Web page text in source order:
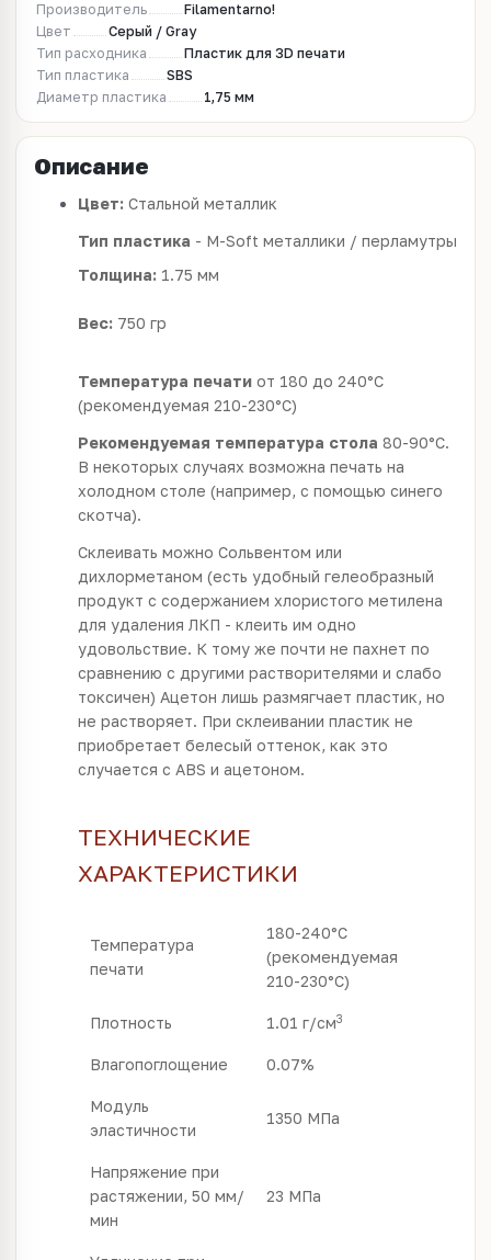
Производитель
Filamentarno!
Цвет
Серый / Gray
Тип расходника
Пластик для 3D печати
Тип пластика
SBS
Диаметр пластика
1,75 мм
Описание
Цвет: Стальной металлик
Тип пластика - M-Soft металлики / перламутры
Толщина: 1.75 мм
Вес: 750 гр
Температура печати от 180 до 240°C
(рекомендуемая 210-230°С)
Рекомендуемая температура стола 80-90°С.
В некоторых случаях возможна печать на
холодном столе (например, с помощью синего
скотча).
Склеивать можно Сольвентом или
дихлорметаном (есть удобный гелеобразный
продукт с содержанием хлористого метилена
для удаления ЛКП - клеить им одно
удовольствие. К тому же почти не пахнет по
сравнению с другими растворителями и слабо
токсичен) Ацетон лишь размягчает пластик, но
не растворяет. При склеивании пластик не
приобретает белесый оттенок, как это
случается с ABS и ацетоном.
ТЕХНИЧЕСКИЕ
ХАРАКТЕРИСТИКИ
Температура
печати
180-240°C
(рекомендуемая
210-230°С)
Плотность 1.01 г/см3
Влагопоглощение 0.07%
Модуль
эластичности
1350 МПа
Напряжение при
растяжении, 50 мм/
мин
23 МПа